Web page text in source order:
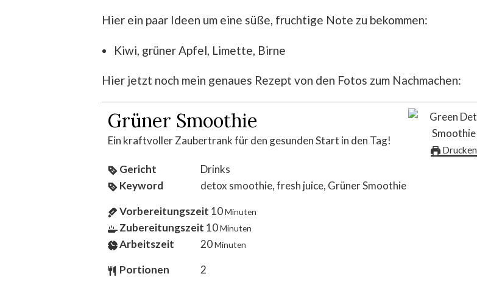
Hier ein paar Ideen um eine süße, fruchtige Note zu bekommen:
Kiwi, grüner Apfel, Limette, Birne
Hier jetzt noch mein genaues Rezept von den Fotos zum Nachmachen:
Drucken
Grüner Smoothie
Ein kraftvoller Zaubertrank für den gesunden Start in den Tag!
Gericht
Drinks
Keyword
detox smoothie, fresh juice, Grüner Smoothie
Vorbereitungszeit 10Minuten
Zubereitungszeit 10Minuten
Arbeitszeit 20Minuten
Portionen
2